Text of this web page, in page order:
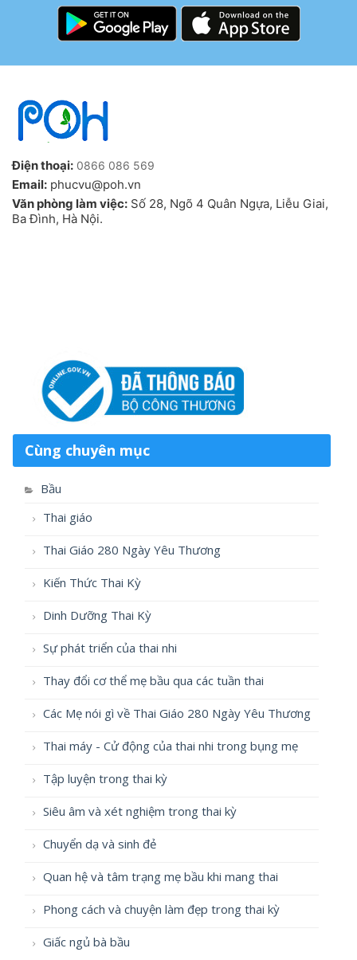
Điện thoại: 0866 086 569
Email: phucvu@poh.vn
Văn phòng làm việc: Số 28, Ngõ 4 Quân Ngựa, Liễu Giai,
Ba Đình, Hà Nội.
Cùng chuyên mục
Bầu
Thai giáo
Thai Giáo 280 Ngày Yêu Thương
Kiến Thức Thai Kỳ
Dinh Dưỡng Thai Kỳ
Sự phát triển của thai nhi
Thay đổi cơ thể mẹ bầu qua các tuần thai
Các Mẹ nói gì về Thai Giáo 280 Ngày Yêu Thương
Thai máy - Cử động của thai nhi trong bụng mẹ
Tập luyện trong thai kỳ
Siêu âm và xét nghiệm trong thai kỳ
Chuyển dạ và sinh đẻ
Quan hệ và tâm trạng mẹ bầu khi mang thai
Phong cách và chuyện làm đẹp trong thai kỳ
Giấc ngủ bà bầu